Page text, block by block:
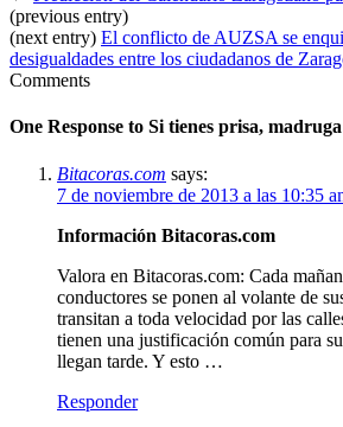
(previous entry)
(next entry) El conflicto de AUZSA se
desigualdades entre los ciudadanos de
Comments
One Response to Si tienes prisa,
Bitacoras.com says:
7 de noviembre de 2013 a las 10:35
Información Bitacoras.com
Valora en Bitacoras.com: Cada
conductores se ponen al volante de
transitan a toda velocidad por las
tienen una justificación común para
llegan tarde. Y esto …
Responder